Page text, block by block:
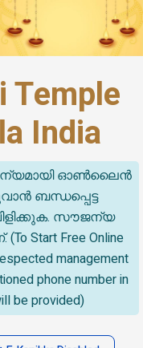
Temple
India
ഓൺലൈൻ
ബന്ധപ്പെട്ട
സൗജന്യ
Start Free Online
management
phone number in
be provided)